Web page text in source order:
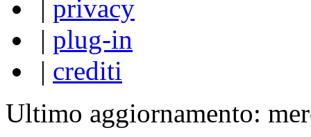
| privacy
| plug-in
| crediti
Ultimo aggiornamento: